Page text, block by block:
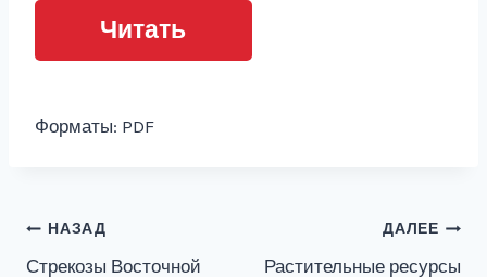
Читать
Форматы: PDF
Навигация
НАЗАД
Стрекозы Восточной
ДАЛЕЕ
Растительные ресурсы